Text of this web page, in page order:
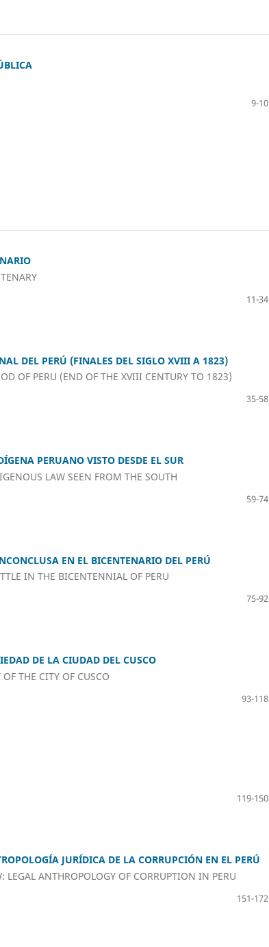
9-10
11-34
DEL PERÚ (FINALES DEL SIGLO XVIII A 1823)
OF PERU (END OF THE XVIII CENTURY TO 1823)
35-58
PERUANO VISTO DESDE EL SUR
LAW SEEN FROM THE SOUTH
59-74
EN EL BICENTENARIO DEL PERÚ
IN THE BICENTENNIAL OF PERU
75-92
DE LA CIUDAD DEL CUSCO
THE CITY OF CUSCO
93-118
119-150
JURÍDICA DE LA CORRUPCIÓN EN EL PERÚ
ANTHROPOLOGY OF CORRUPTION IN PERU
151-172